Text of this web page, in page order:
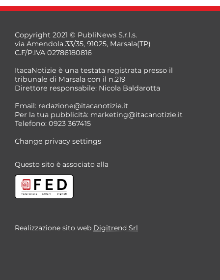
Copyright 2021 © PubliNews S.r.l.s.
via Amendola 33/35, 91025, Marsala(TP)
C.F/P.IVA 02786180816
ItacaNotizie è una testata registrata presso il
tribunale di Marsala con il n.219
Direttore responsabile: Nicola Baldarotta
Email: redazione@itacanotizie.it
Per la tua pubblicità: marketing@itacanotizie.it
Telefono: 0923 367415
Change privacy settings
Questo sito è associato alla
Realizzazione sito web Digitrend Srl